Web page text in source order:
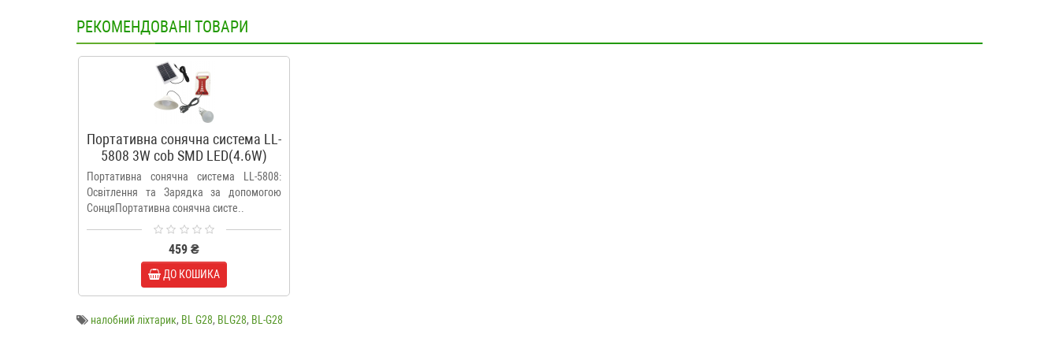
РЕКОМЕНДОВАНІ ТОВАРИ
Портативна сонячна система LL-
5808 3W cob SMD LED(4.6W)
Портативна сонячна система LL-5808:
Освітлення та Зарядка за допомогою
СонцяПортативна сонячна систе..
459 ₴
ДО КОШИКА
налобний ліхтарик, BL G28, BLG28, BL-G28